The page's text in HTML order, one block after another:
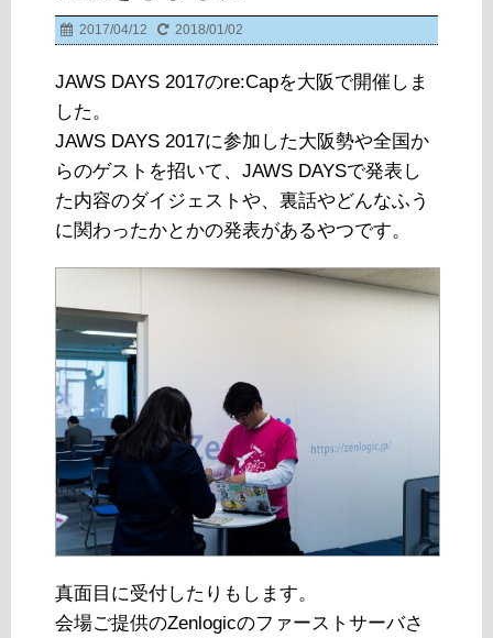
2017/04/12 2018/01/02
JAWS DAYS 2017のre:Capを大阪で開催しま
した。
JAWS DAYS 2017に参加した大阪勢や全国か
らのゲストを招いて、JAWS DAYSで発表し
た内容のダイジェストや、裏話やどんなふう
に関わったかとかの発表があるやつです。
真面目に受付したりもします。
会場ご提供のZenlogicのファーストサーバさ